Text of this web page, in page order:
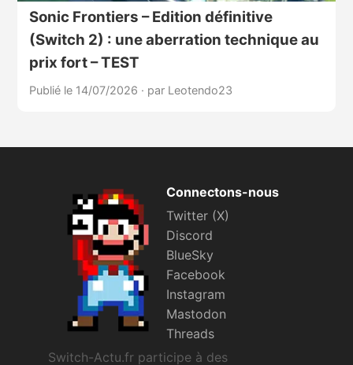
Sonic Frontiers – Edition définitive
(Switch 2) : une aberration technique au
prix fort – TEST
Publié le 14/07/2026 · par Leotendo23
Connectons-nous
Twitter (X)
Discord
BlueSky
Facebook
Instagram
Mastodon
Threads
Switch-Actu.fr participe à des